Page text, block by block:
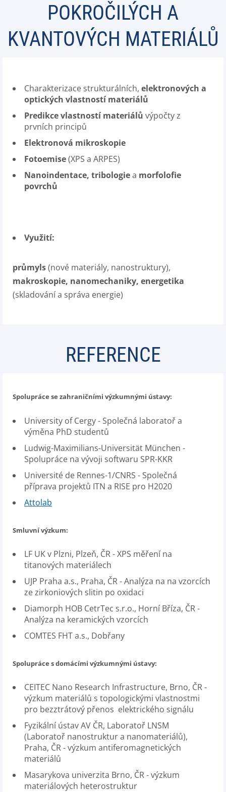
POKROČILÝCH A
KVANTOVÝCH MATERIÁLŮ
Charakterizace strukturálních, elektronových a
optických vlastností materiálů
Predikce vlastností materiálů výpočty z
prvních principů
Elektronová mikroskopie
Fotoemise(XPS a ARPES)
Nanoindentace, tribologiea morfolofie
povrchů
Využití:
průmyls(nové materiály, nanostruktury),
makroskopie, nanomechaniky, energetika
(skladování a správa energie)
REFERENCE
Spolupráce se zahraničními výzkumnými ústavy:
University of Cergy - Společná laboratoř a
výměna PhD studentů
Ludwig-Maximilians-Universität München -
Spolupráce na vývoji softwaru SPR-KKR
Université de Rennes-1/CNRS - Společná
příprava projektů ITN a RISE pro H2020
Attolab
Smluvní výzkum:
LF UK v Plzni, Plzeň, ČR - XPS měření na
titanových materiálech
UJP Praha a.s., Praha, ČR - Analýza na na vzorcích
ze zirkoniových slitin po oxidaci
Diamorph HOB CetrTec s.r.o., Horní Bříza, ČR -
Analýza na keramických vzorcích
COMTES FHT a.s., Dobřany
Spolupráce s domácími výzkumnými ústavy:
CEITEC Nano Research Infrastructure, Brno, ČR -
výzkum materiálů s topologickými vlastnostmi
pro bezztrátový přenos elektrického signálu
Fyzikální ústav AV ČR, Laboratoř LNSM
(Laboratoř nanostruktur a nanomateriálů),
Praha, ČR - výzkum antiferomagnetických
materiálů
Masarykova univerzita Brno, ČR - výzkum
materiálových heterostruktur